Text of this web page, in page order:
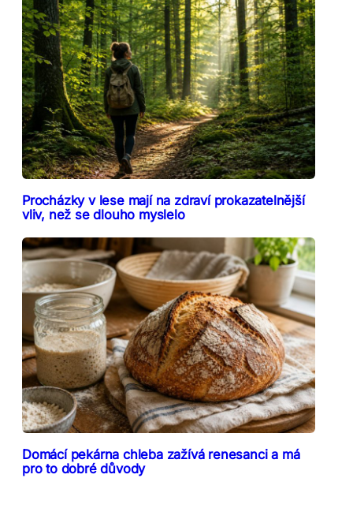
Procházky v lese mají na zdraví prokazatelnější
vliv, než se dlouho myslelo
Domácí pekárna chleba zažívá renesanci a má
pro to dobré důvody